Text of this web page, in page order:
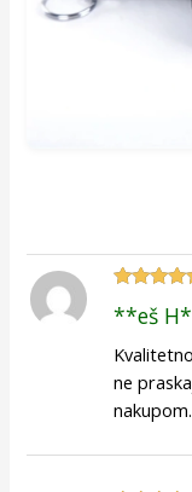
od 5
**eš
ne
nakupom.